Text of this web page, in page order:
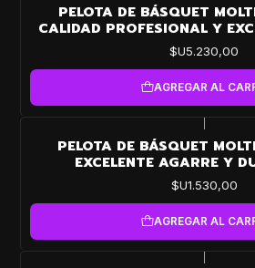
PELOTA DE BÁSQUET
CALIDAD PROFESIONAL Y
$U5.230,00
AGREGAR AL
PELOTA DE BÁSQUET
EXCELENTE AGARRE Y
$U1.530,00
AGREGAR AL